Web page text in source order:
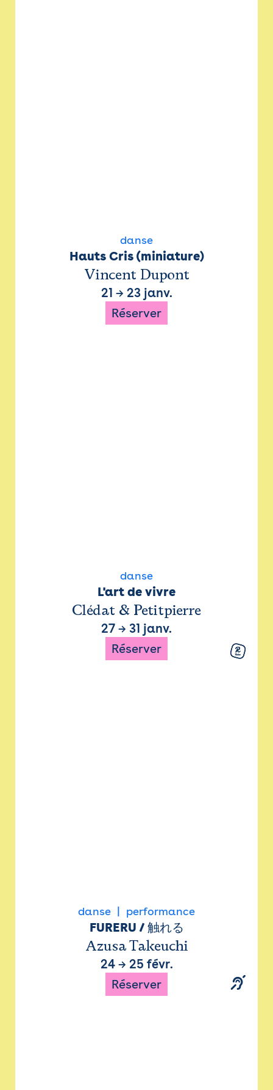
danse
Hauts Cris (miniature)
Vincent Dupont
21 → 23 janv.
Réserver
danse
L'art de vivre
Clédat & Petitpierre
27 → 31 janv.
Réserver
danse performance
FURERU / 触れる
Azusa Takeuchi
24→ 25 févr.
Réserver